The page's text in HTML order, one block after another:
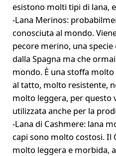
esistono molti tipi di lana,
-Lana Merinos:
conosciuta al mondo.
pecore merino, una
dalla Spagna ma che
mondo. È una stoffa
al tatto, molto resistente,
molto leggera, per questo
utilizzata anche per la
-Lana di Cashmere: lana
capi sono molto costosi. Il
molto leggera e morbida,